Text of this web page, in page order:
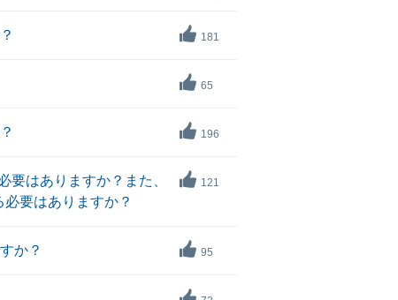
181
65
196
要はありますか？また、
要はありますか？
121
か？ 95